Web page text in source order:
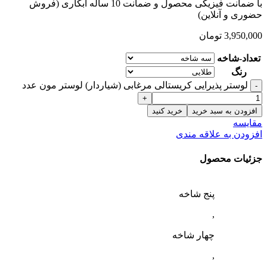
با ضمانت فیزیکی محصول و ضمانت 10 ساله آبکاری (فروش
حضوری و آنلاین)
3,950,000 تومان
تعداد-شاخه
رنگ
لوستر پذیرایی کریستالی مرغابی (شیاردار) لوستر مون عدد
افزودن به سبد خرید خرید کنید
مقایسه
افزودن به علاقه مندی
جزئیات محصول
پنج شاخه
,
چهار شاخه
,